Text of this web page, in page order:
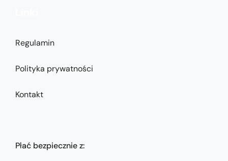
Regulamin
Polityka prywatności
Kontakt
Płać bezpiecznie z: